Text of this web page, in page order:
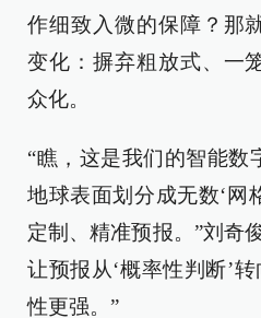
作细致入微的保障？那
变化：摒弃粗放式、一
众化。
“瞧，这是我们的智能数
地球表面划分成无数‘网
定制、精准预报。”刘奇
让预报从‘概率性判断’
性更强。”